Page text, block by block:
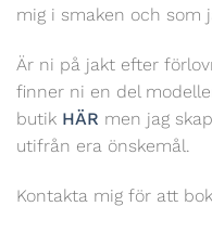
mig i smaken och som
Är ni på jakt efter
finner ni en del
butik HÄR men jag
utifrån era önskemål.
Kontakta mig för att